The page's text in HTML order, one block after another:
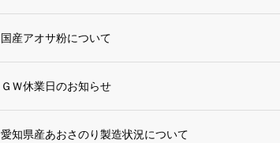
国産アオサ粉について
ＧＷ休業日のお知らせ
愛知県産あおさのり製造状況について